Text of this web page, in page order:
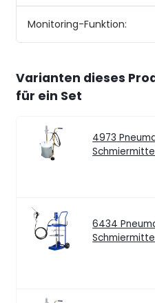
Monitoring-Funktion:
Varianten dieses
für ein Set
4973
6434